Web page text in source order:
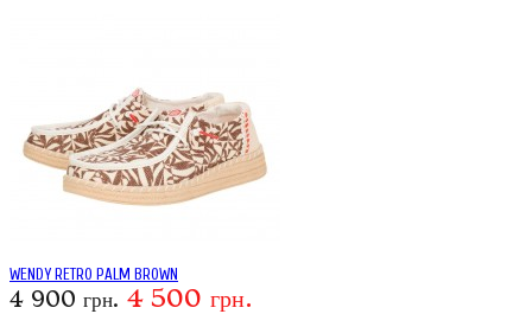
WENDY RETRO PALM BROWN
4 900 грн. 4 500 грн.